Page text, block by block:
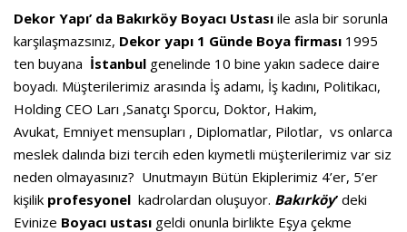
Dekor Yapı’ da Bakırköy Boyacı Ustası ile asla bir sorunla
karşılaşmazsınız, Dekor yapı 1 Günde Boya firması 1995
ten buyana İstanbul genelinde 10 bine yakın sadece daire
boyadı. Müşterilerimiz arasında İş adamı, İş kadını, Politikacı,
Holding CEO Ları ,Sanatçı Sporcu, Doktor, Hakim,
Avukat, Emniyet mensupları , Diplomatlar, Pilotlar, vs onlarca
meslek dalında bizi tercih eden kıymetli müşterilerimiz var siz
neden olmayasınız? Unutmayın Bütün Ekiplerimiz 4’er, 5’er
kişilik profesyonel kadrolardan oluşuyor. Bakırköy’ deki
Evinize Boyacı ustası geldi onunla birlikte Eşya çekme